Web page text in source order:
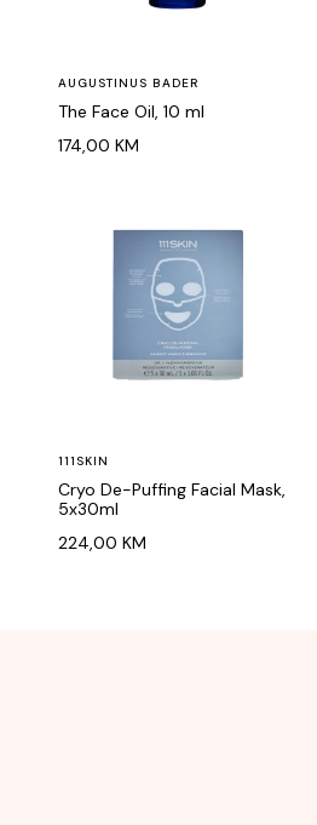
AUGUSTINUS BADER
The Face Oil, 10 ml
174,00 KM
111SKIN
Cryo De-Puffing Facial Mask,
5x30ml
224,00 KM